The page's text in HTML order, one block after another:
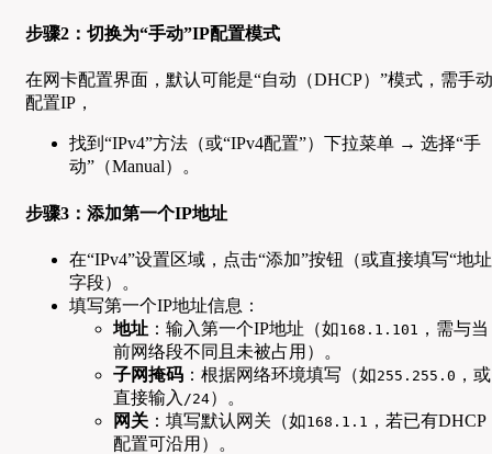
步骤2：切换为“手动”IP配置模式
在网卡配置界面，默认可能是“自动（DHCP）”模式，需手动
配置IP，
找到“IPv4”方法（或“IPv4配置”）下拉菜单 → 选择“手
动”（Manual）。
步骤3：添加第一个IP地址
在“IPv4”设置区域，点击“添加”按钮（或直接填写“地
字段）。
填写第一个IP地址信息：
地址 ：输入第一个IP地址（如168.1.101
，需与当
前网络段不同且未被占用）。
子网掩码 ：根据网络环境填写（如255.255.0 ，或
直接输入 /24）。
网关 ：填写默认网关（如168.1.1
，若已有DHCP
配置可沿用）。